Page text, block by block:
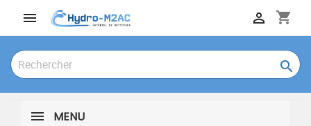
 shopping_cart


MENU